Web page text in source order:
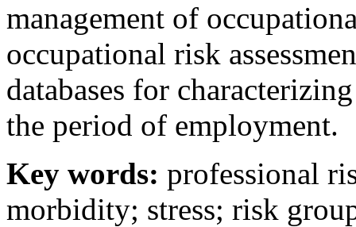
management of
occupational risk
databases for
the period of employment.
Key words: professional
morbidity; stress; risk